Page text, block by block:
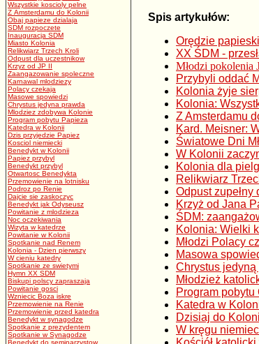
Wszystkie koscioly pelne
Z Amsterdamu do Kolonii
Obaj papieze dzialaja
SDM rozpoczete
Inauguracja SDM
Miasto Kolonia
Relikwiarz Trzech Kroli
Odpust dla uczestnikow
Krzyz od JP II
Zaangazowanie spoleczne
Karnawal mlodziezy
Polacy czekaja
Masowe spowiedzi
Chrystus jedyna prawda
Mlodziez zdobywa Kolonie
Program pobytu Papieza
Katedra w Kolonii
Dzis przyjedzie Papiez
Kosciol niemiecki
Benedykt w Kolonii
Papiez przybyl
Benedykt przybyl
Otwartosc Benedykta
Przemowienie na lotnisku
Podroz po Renie
Dajcie sie zaskoczyc
Benedykt jak Odyseusz
Powitanie z mlodzieza
Noc oczekiwania
Wizyta w katedrze
Powitanie w Kolonii
Spotkanie nad Renem
Kolonia - Dzien pierwszy
W cieniu katedry
Spotkanie ze swietymi
Hymn XX SDM
Biskupi polscy zapraszaja
Powitanie gosci
Wzniecic Boza iskre
Przemowienie na Renie
Przemowienie przed katedra
Benedykt w synagodze
Spotkanie z prezydentem
Spotkanie w Synagodze
Benedykt do seminarzystow
Spis artykułów:
Orędzie
XX ŚDM -
Młodzi pokolenia
Przybyli oddać
Kolonia żyje
Kolonia:
Z Amsterdamu
Kard. Meisner:
Światowe Dni
W Kolonii
Kolonia dla
Relikwiarz
Odpust
Krzyż od Jana
ŚDM:
Kolonia: Wielki
Młodzi Polacy
Masowa
Chrystus jedyną
Młodzież
Program
Katedra w
Dzisiaj do
W kręgu